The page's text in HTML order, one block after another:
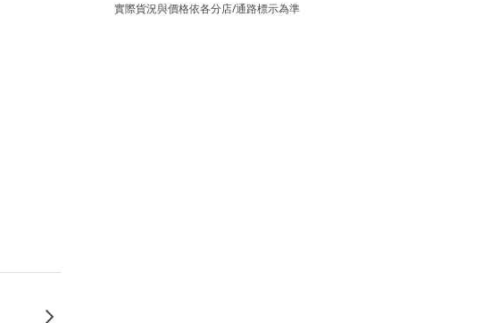
實際貨況與價格依各分店/通路標示為準